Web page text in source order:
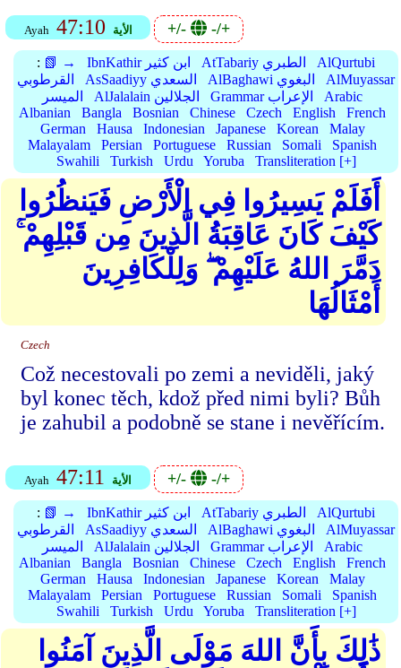
Ayah 47:10 الأية +/- -/+
: 📗 → IbnKathir ابن كثير AtTabariy الطبري
AlQurtubi
القرطوبي
AsSaadiyy السعدي AlBaghawi البغوي
AlMuyassar
الميسر
AlJalalain الجلالين Grammar الإعراب
Arabic
Albanian
Bangla Bosnian Chinese Czech English
French
German
Hausa Indonesian Japanese Korean
Malay
Malayalam
Persian Portuguese Russian Somali
Spanish
Swahili
Turkish Urdu Yoruba Transliteration [+]
أَفَلَمْ يَسِيرُوا فِي الْأَرْضِ فَيَنظُرُوا
كَيْفَ كَانَ عَاقِبَةُ الَّذِينَ مِن قَبْلِهِمْ ۚ
دَمَّرَ اللهُ عَلَيْهِمْ ۖ وَلِلْكَافِرِينَ
أَمْثَالُهَا
Czech
Což necestovali po zemi a neviděli, jaký
byl konec těch, kdož před nimi byli? Bůh
je zahubil a podobně se stane i nevěřícím.
Ayah 47:11 الأية +/- -/+
: 📗 → IbnKathir ابن كثير AtTabariy الطبري
AlQurtubi
القرطوبي
AsSaadiyy السعدي AlBaghawi البغوي
AlMuyassar
الميسر
AlJalalain الجلالين Grammar الإعراب
Arabic
Albanian
Bangla Bosnian Chinese Czech English
French
German
Hausa Indonesian Japanese Korean
Malay
Malayalam
Persian Portuguese Russian Somali
Spanish
Swahili
Turkish Urdu Yoruba Transliteration [+]
ذَٰلِكَ بِأَنَّ اللهَ مَوْلَى الَّذِينَ آمَنُوا